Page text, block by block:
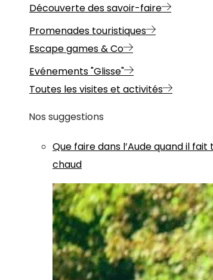
Découverte des savoir-faire
Promenades touristiques
Escape games & Co
Evénements "Glisse"
Toutes les visites et activités
Nos suggestions
Que faire dans l’Aude quand il fait
chaud